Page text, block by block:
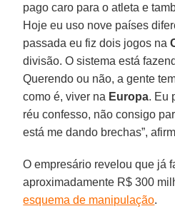
pago caro para o atleta e
Hoje eu uso nove países
passada eu fiz dois jogos na
divisão. O sistema está
Querendo ou não, a gente
como é, viver na Europa. Eu
réu confesso, não consigo
está me dando brechas”,
O empresário revelou que já
aproximadamente R$ 300
esquema de manipulação.